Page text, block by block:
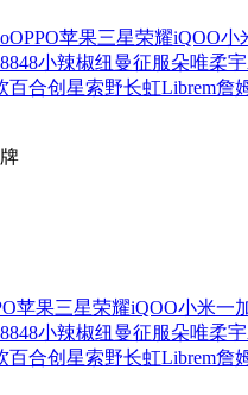
OPPO苹果三星荣耀iQOO小
8848小辣椒纽曼征服朵唯柔宇
百合创星索野长虹Librem詹
苹果三星荣耀iQOO小米一
8848小辣椒纽曼征服朵唯柔宇
百合创星索野长虹Librem詹